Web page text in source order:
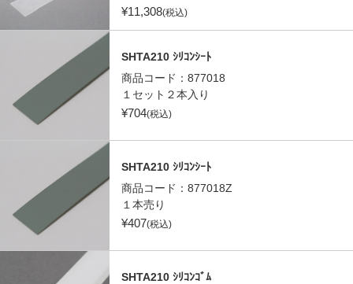
¥11,308(税込)
SHTA210 ｼﾘｺﾝｼｰﾄ
商品コード： 877018
１セット２本入り
¥704(税込)
SHTA210 ｼﾘｺﾝｼｰﾄ
商品コード： 877018Z
１本売り
¥407(税込)
SHTA210 ｼﾘｺﾝｺﾞﾑ